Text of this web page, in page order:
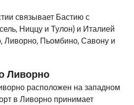
связывает Бастию с
Ниццу и Тулон) и Италией
Ливорно, Пьомбино, Савону и
Ливорно
расположен на западном
в Ливорно принимает